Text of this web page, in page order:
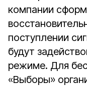
компании
поступлении
будут
режиме. Для
«Выборы»